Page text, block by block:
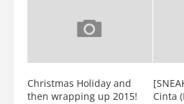
Christmas Holiday and
then wrapping up 2015!
Cinta